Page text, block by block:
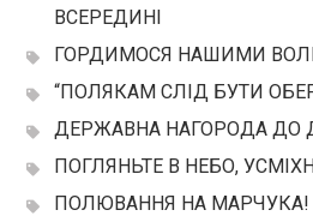
ВСЕРЕДИНІ
ГОРДИМОСЯ НАШИМИ
“ПОЛЯКАМ СЛІД БУТИ
ДЕРЖАВНА НАГОРОДА ДО
ПОГЛЯНЬТЕ В НЕБО,
ПОЛЮВАННЯ НА